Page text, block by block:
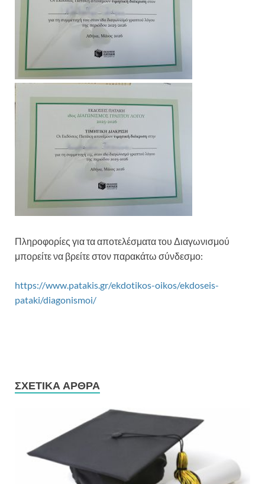
Πληροφορίες για τα αποτελέσματα του Διαγωνισμού
μπορείτε να βρείτε στον παρακάτω σύνδεσμο:
https://www.patakis.gr/ekdotikos-oikos/ekdoseis-
pataki/diagonismoi/
ΣΧΕΤΙΚΆ ΆΡΘΡΑ